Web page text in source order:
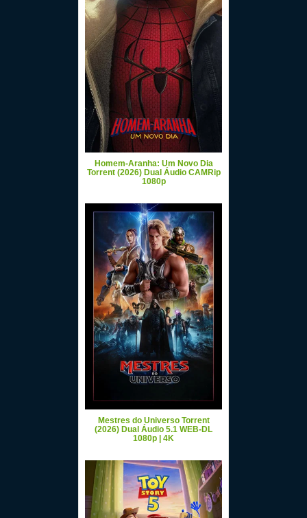
Homem-Aranha: Um Novo Dia
Torrent (2026) Dual Áudio CAMRip
1080p
Mestres do Universo Torrent
(2026) Dual Áudio 5.1 WEB-DL
1080p | 4K